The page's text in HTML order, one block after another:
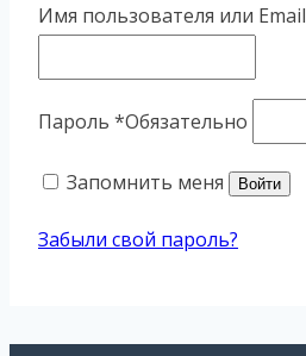
Имя пользователя или Email
Пароль *Обязательно
Запомнить меня Войти
Забыли свой пароль?